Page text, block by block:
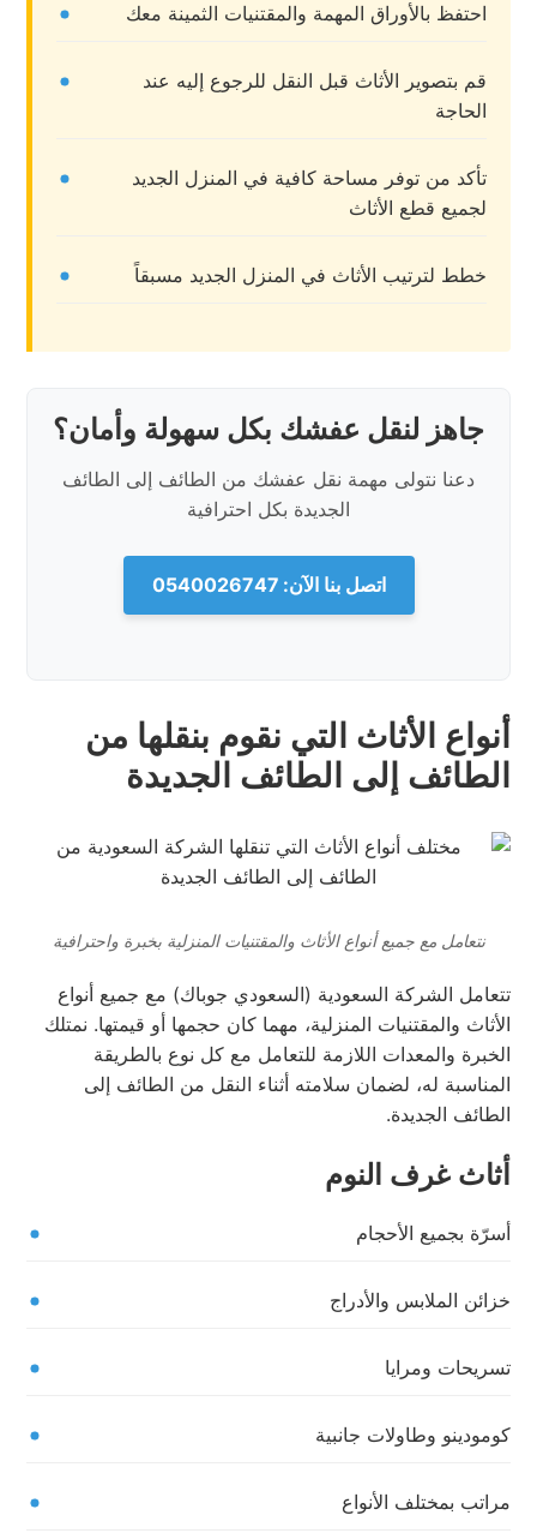
احتفظ بالأوراق المهمة والمقتنيات الثمينة معك
قم بتصوير الأثاث قبل النقل للرجوع إليه عند
الحاجة
تأكد من توفر مساحة كافية في المنزل الجديد
لجميع قطع الأثاث
خطط لترتيب الأثاث في المنزل الجديد مسبقاً
جاهز لنقل عفشك بكل سهولة وأمان؟
دعنا نتولى مهمة نقل عفشك من الطائف إلى الطائف
الجديدة بكل احترافية
اتصل بنا الآن: 0540026747
أنواع الأثاث التي نقوم بنقلها من
الطائف إلى الطائف الجديدة
نتعامل مع جميع أنواع الأثاث والمقتنيات المنزلية بخبرة واحترافية
تتعامل الشركة السعودية (السعودي جوباك) مع جميع أنواع
الأثاث والمقتنيات المنزلية، مهما كان حجمها أو قيمتها. نمتلك
الخبرة والمعدات اللازمة للتعامل مع كل نوع بالطريقة
المناسبة له، لضمان سلامته أثناء النقل من الطائف إلى
الطائف الجديدة.
أثاث غرف النوم
أسرّة بجميع الأحجام
خزائن الملابس والأدراج
تسريحات ومرايا
كومودينو وطاولات جانبية
مراتب بمختلف الأنواع